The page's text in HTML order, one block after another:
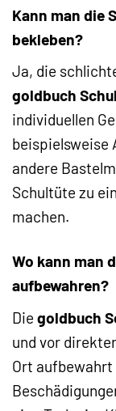
Kann man die
bekleben?
Ja, die
goldbuch
individuellen
beispielsweise
andere
Schultüte zu
machen.
Wo kann man
aufbewahren?
Die goldbuch
und vor
Ort aufbewahrt